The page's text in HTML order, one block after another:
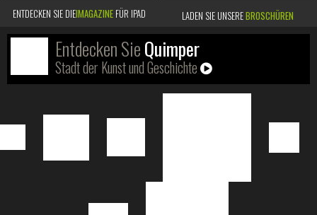
ENTDECKEN SIE DIEIMAGAZINE FÜR IPAD LADEN SIE UNSEREBROSCHÜREN
Entdecken SieQuimper
Stadt der Kunst und Geschichte